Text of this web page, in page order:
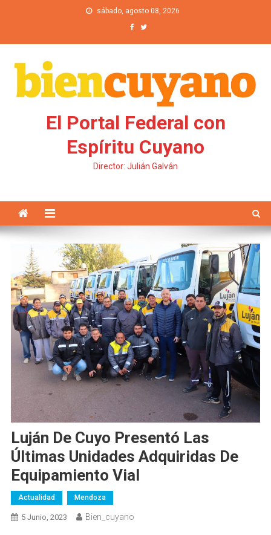
sábado, agosto 08, 2026
El Portal Federal con
Espíritu Cuyano
Director: Julián Galván
Luján De Cuyo Presentó Las
Últimas Unidades Adquiridas De
Equipamiento Vial
Actualidad Mendoza
5 Junio, 2023 Bien_cuyano